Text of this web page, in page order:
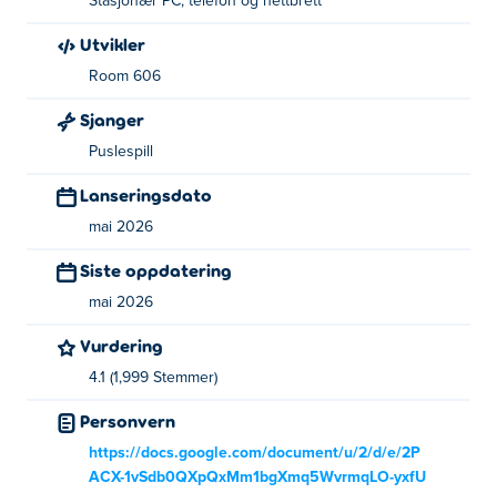
Hvordan kan jeg spille Cozyville gratis?
Du kan spille Cozyville gratis på Poki.
datamaskiner?
enheter som telefoner og nettbrett.
Utvikler
Room 606
Sjanger
Puslespill
Lanseringsdato
mai 2026
Siste oppdatering
mai 2026
Vurdering
4.1 (1,999 Stemmer)
Personvern
https://docs.google.com/document/u/2/d/e/2P
ACX-1vSdb0QXpQxMm1bgXmq5WvrmqLO-yxfU